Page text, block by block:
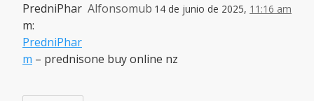
Alfonsomub 14 de junio de 2025, 11:16 am
PredniPhar
m:
PredniPhar
m – prednisone buy online nz